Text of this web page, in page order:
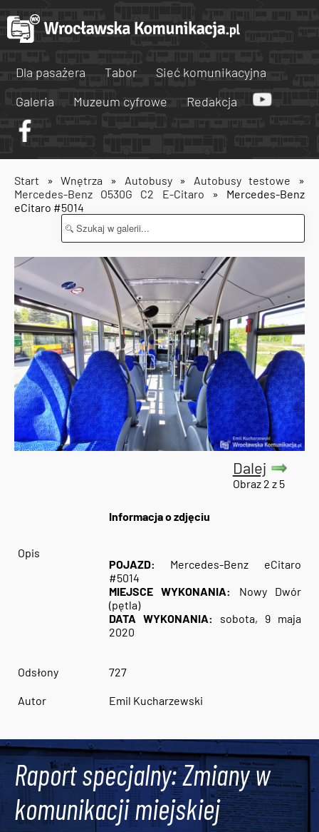
Dla pasażera Tabor
Sieć komunikacyjna
Galeria
Muzeum cyfrowe Redakcja
Start »Wnętrza » Autobusy» Autobusy testowe »
Mercedes-Benz O530G C2 E-Citaro » Mercedes-Benz
eCitaro #5014
Dalej
Obraz 2 z 5
Informacja o zdjęciu
Opis
POJAZD: Mercedes-Benz eCitaro
#5014
MIEJSCE WYKONANIA:
Nowy Dwór
(pętla)
DATA WYKONANIA: sobota, 9 maja
2020
Odsłony 727
Autor Emil Kucharzewski
Raport specjalny: Zmiany w
komunikacji miejskiej